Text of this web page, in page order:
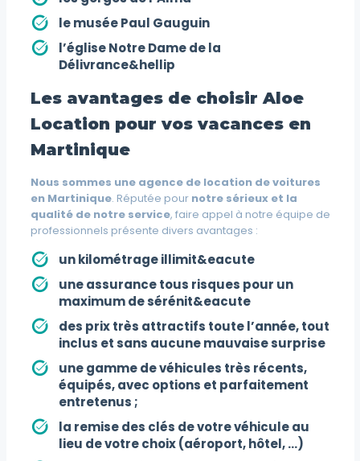
le musée Paul Gauguin
l’église Notre Dame de la
Délivrance&hellip
Les avantages de choisir Aloe
Location pour vos vacances en
Martinique
Nous sommes une agence de location de voitures
en Martinique. Réputée pour notre sérieux et la
qualité de notre service, faire appel à notre équipe de
professionnels présente divers avantages :
un kilométrage illimit&eacute
une assurance tous risques pour un
maximum de sérénit&eacute
des prix très attractifs toute l’année, tout
inclus et sans aucune mauvaise surprise
une gamme de véhicules très récents,
équipés, avec options et parfaitement
entretenus ;
la remise des clés de votre véhicule au
lieu de votre choix (aéroport, hôtel, ...)